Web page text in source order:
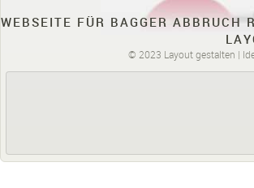
WEBSEITE FÜR BAGGER ABBRUCH
© 2023 Layout gestalten |